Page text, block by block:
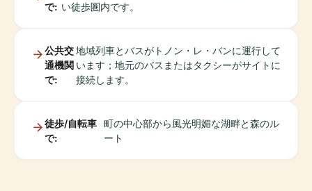
で: い徒歩圏内です。
公共交
通機関
で:
地域列車とバスがトノン・レ・バンに運行して
います；地元のバスまたはタクシーがサイトに
接続します。
徒歩/自転車
で:
町の中心部から風光明媚な湖畔と森のル
ート